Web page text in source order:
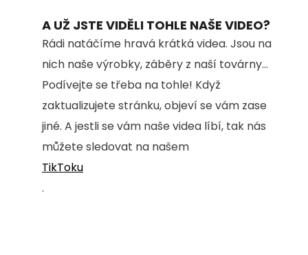
A UŽ JSTE VIDĚLI TOHLE NAŠE VIDEO?
Rádi natáčíme hravá krátká videa. Jsou na
nich naše výrobky, záběry z naší továrny...
Podívejte se třeba na tohle! Když
zaktualizujete stránku, objeví se vám zase
jiné. A jestli se vám naše videa líbí, tak nás
můžete sledovat na našem
TikToku
.